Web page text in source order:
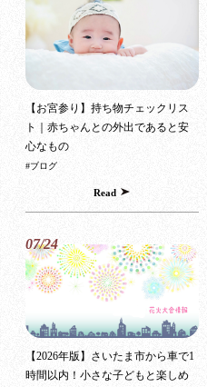
【お宮参り】持ち物チェックリス
ト｜赤ちゃんとの外出であると安
心なもの
#ブログ
Read
07/24
【2026年版】さいたま市から車で1
時間以内！小さな子どもと楽しめ